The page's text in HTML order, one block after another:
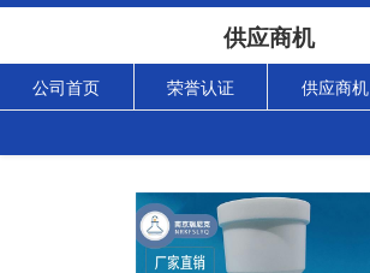
供应商机
公司首页 荣誉认证 供应商机